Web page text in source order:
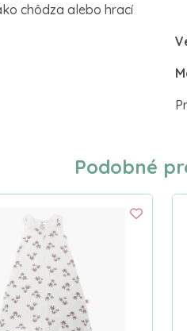
chôdza alebo hrací
Podobné